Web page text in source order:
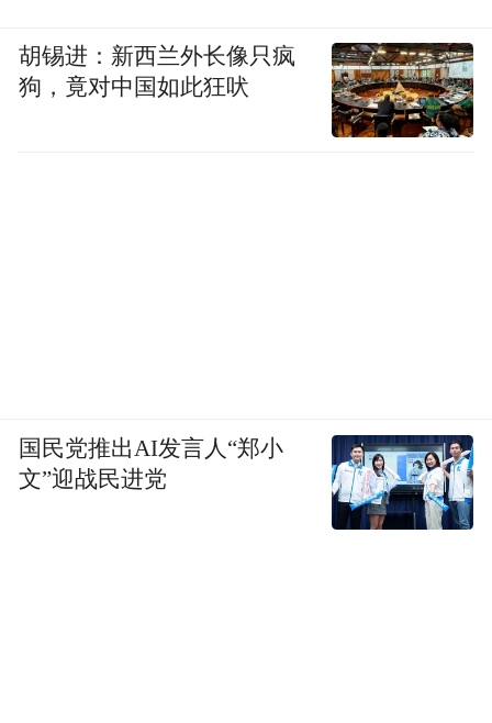
胡锡进：新西兰外长像只疯
狗，竟对中国如此狂吠
国民党推出AI发言人“郑小
文”迎战民进党